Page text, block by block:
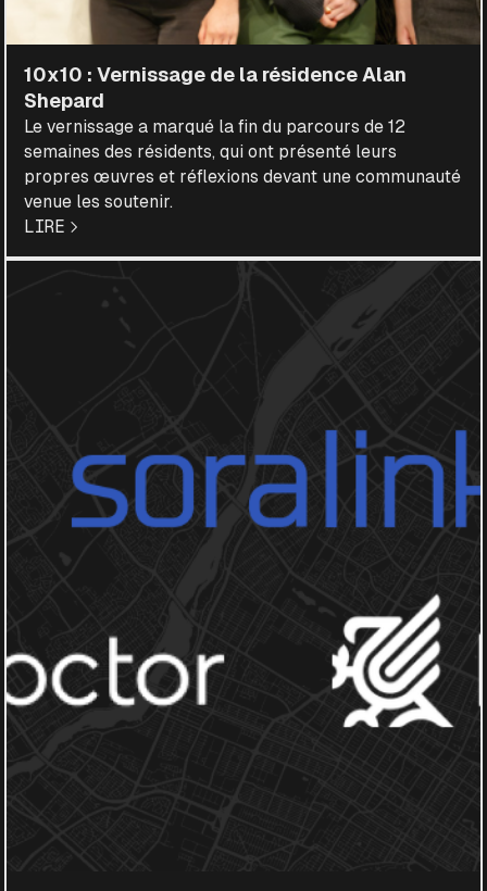
10x10 : Vernissage de la résidence Alan
Shepard
Le vernissage a marqué la fin du parcours de 12
semaines des résidents, qui ont présenté leurs
propres œuvres et réflexions devant une communauté
venue les soutenir.
LIRE